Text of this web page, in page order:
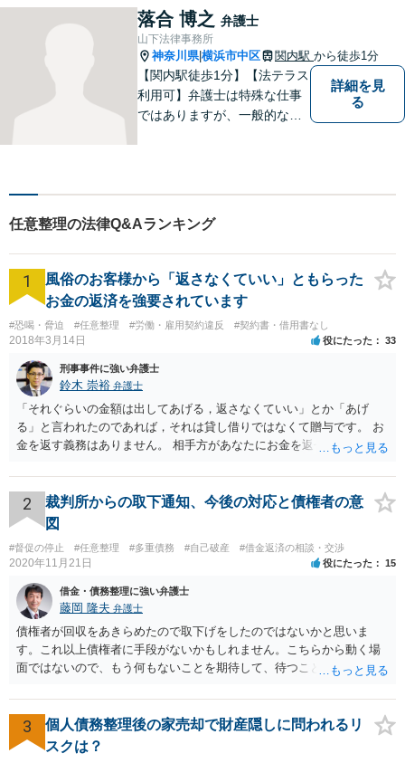
てまいります。まずはお気軽
にご相談を！【法テラス対応
可】
落合 博之 弁護士
山下法律事務所
神奈川県|横浜市中区 関内駅 から徒歩1分
【関内駅徒歩1分】【法テラス
利用可】弁護士は特殊な仕事
ではありますが、一般的な感
いただくことが、より良い解
決への第一歩です。法律問題
でお困りの方は、ぜひご相談
ください。
詳細を見
る
任意整理の法律Q&Aランキング
1
風俗のお客様から「返さなくていい」ともらった
お金の返済を強要されています
#恐喝・脅迫 #任意整理 #労働・雇用契約違反 #契約書・借用書なし
2018年3月14日 役にたった 33
刑事事件に強い弁護士
鈴木 崇裕 弁護士
「それぐらいの金額は出してあげる，返さなくていい」とか「あげ
る」と言われたのであれば，それは貸し借りではなくて贈与です。 お
金を返す義務はありません。 相手方があなたにお金を返せと請求する
なりませんが，不可能ですね。 また，「金を返さなければ家に行く＝
風俗で働いていたことをばらす」といって返金を迫る行為について
は，恐喝罪（犯罪）が成立すると考えられます。 重要なことは， １
相手方に対して「お金を返す」という約束をしないこと。贈与である
と言い張ること ２ 相手方に対して「あなたのやっていることは恐喝
です」と伝えること です。 上記をご自身で行うのは難しいかもしれま
せんから，弁護士に相談して，代わりにやってもらったほうが良いで
しょう。
2
裁判所からの取下通知、今後の対応と債権者の意
図
#督促の停止 #任意整理 #多重債務 #自己破産 #借金返済の相談・交渉
2020年11月21日 役にたった 15
借金・債務整理に強い弁護士
藤岡 隆夫 弁護士
債権者が回収をあきらめたので取下げをしたのではないかと思いま
す。これ以上債権者に手段がないかもしれません。こちらから動く場
面ではないので、もう何もないことを期待して、待つことになるでし
3
個人債務整理後の家売却で財産隠しに問われるリ
スクは？